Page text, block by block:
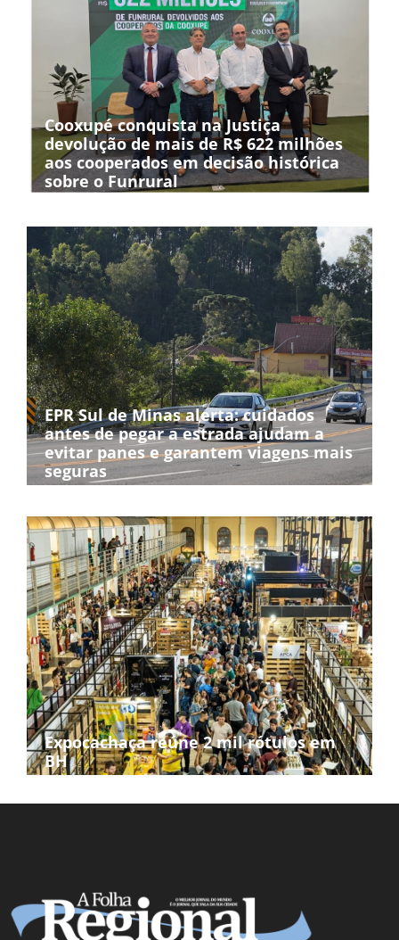
Cooxupé conquista na Justiça
devolução de mais de R$ 622 milhões
aos cooperados em decisão histórica
sobre o Funrural
EPR Sul de Minas alerta: cuidados
antes de pegar a estrada ajudam a
evitar panes e garantem viagens mais
seguras
Expocachaça reúne 2 mil rótulos em
BH